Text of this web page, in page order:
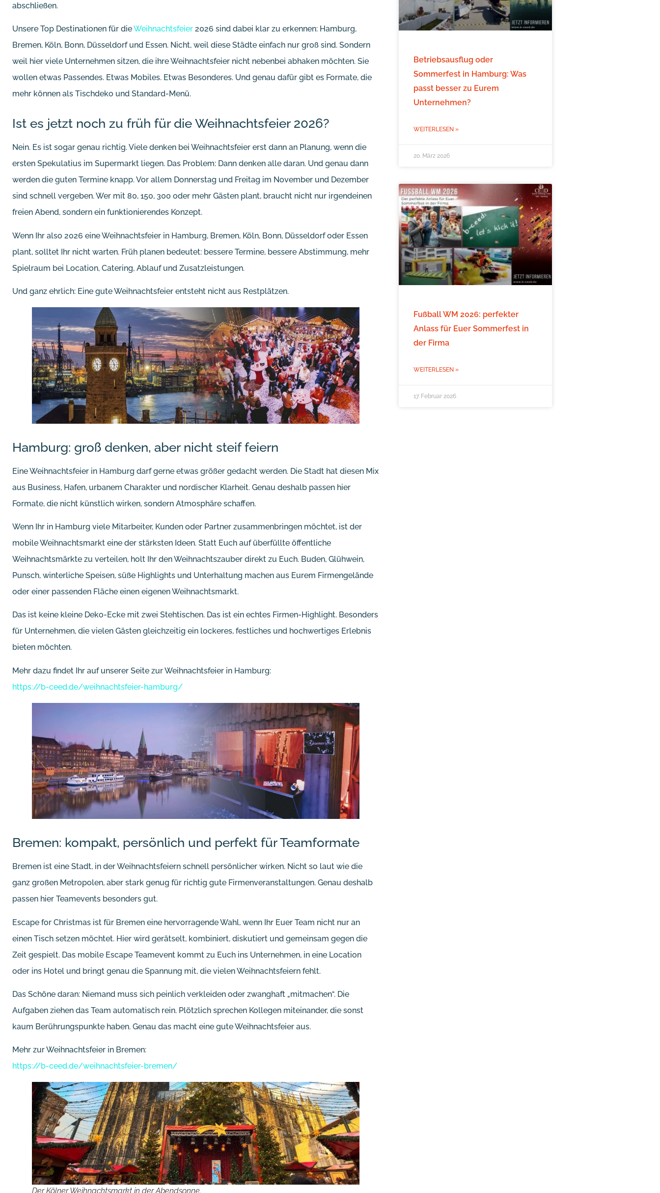
abschließen.
Unsere Top Destinationen für dieWeihnachtsfeier 2026 sind dabei klar zu erkennen: Hamburg,
Bremen, Köln, Bonn, Düsseldorf und Essen. Nicht, weil diese Städte einfach nur groß sind. Sondern
weil hier viele Unternehmen sitzen, die ihre Weihnachtsfeier nicht nebenbei abhaken möchten. Sie
wollen etwas Passendes. Etwas Mobiles. Etwas Besonderes. Und genau dafür gibt es Formate, die
mehr können als Tischdeko und Standard-Menü.
Ist es jetzt noch zu früh für die Weihnachtsfeier 2026?
Nein. Es ist sogar genau richtig. Viele denken bei Weihnachtsfeier erst dann an Planung, wenn die
ersten Spekulatius im Supermarkt liegen. Das Problem: Dann denken alle daran. Und genau dann
werden die guten Termine knapp. Vor allem Donnerstag und Freitag im November und Dezember
sind schnell vergeben. Wer mit 80, 150, 300 oder mehr Gästen plant, braucht nicht nur irgendeinen
freien Abend, sondern ein funktionierendes Konzept.
Wenn Ihr also 2026 eine Weihnachtsfeier in Hamburg, Bremen, Köln, Bonn, Düsseldorf oder Essen
plant, solltet Ihr nicht warten. Früh planen bedeutet: bessere Termine, bessere Abstimmung, mehr
Spielraum bei Location, Catering, Ablauf und Zusatzleistungen.
Und ganz ehrlich: Eine gute Weihnachtsfeier entsteht nicht aus Restplätzen.
Hamburg: groß denken, aber nicht steif feiern
Eine Weihnachtsfeier in Hamburg darf gerne etwas größer gedacht werden. Die Stadt hat diesen Mix
aus Business, Hafen, urbanem Charakter und nordischer Klarheit. Genau deshalb passen hier
Formate, die nicht künstlich wirken, sondern Atmosphäre schaffen.
Wenn Ihr in Hamburg viele Mitarbeiter, Kunden oder Partner zusammenbringen möchtet, ist der
mobile Weihnachtsmarkt eine der stärksten Ideen. Statt Euch auf überfüllte öffentliche
Weihnachtsmärkte zu verteilen, holt Ihr den Weihnachtszauber direkt zu Euch. Buden, Glühwein,
Punsch, winterliche Speisen, süße Highlights und Unterhaltung machen aus Eurem Firmengelände
oder einer passenden Fläche einen eigenen Weihnachtsmarkt.
Das ist keine kleine Deko-Ecke mit zwei Stehtischen. Das ist ein echtes Firmen-Highlight. Besonders
für Unternehmen, die vielen Gästen gleichzeitig ein lockeres, festliches und hochwertiges Erlebnis
bieten möchten.
Mehr dazu findet Ihr auf unserer Seite zur Weihnachtsfeier in Hamburg:
https://b-ceed.de/weihnachtsfeier-hamburg/
Bremen: kompakt, persönlich und perfekt für Teamformate
Bremen ist eine Stadt, in der Weihnachtsfeiern schnell persönlicher wirken. Nicht so laut wie die
ganz großen Metropolen, aber stark genug für richtig gute Firmenveranstaltungen. Genau deshalb
passen hier Teamevents besonders gut.
Escape for Christmas ist für Bremen eine hervorragende Wahl, wenn Ihr Euer Team nicht nur an
einen Tisch setzen möchtet. Hier wird gerätselt, kombiniert, diskutiert und gemeinsam gegen die
Zeit gespielt. Das mobile Escape Teamevent kommt zu Euch ins Unternehmen, in eine Location
oder ins Hotel und bringt genau die Spannung mit, die vielen Weihnachtsfeiern fehlt.
Das Schöne daran: Niemand muss sich peinlich verkleiden oder zwanghaft „mitmachen“. Die
Aufgaben ziehen das Team automatisch rein. Plötzlich sprechen Kollegen miteinander, die sonst
kaum Berührungspunkte haben. Genau das macht eine gute Weihnachtsfeier aus.
Mehr zur Weihnachtsfeier in Bremen:
https://b-ceed.de/weihnachtsfeier-bremen/
Der Kölner Weihnachtsmarkt in der Abendsonne.
Betriebsausflug oder
Sommerfest in Hamburg: Was
passt besser zu Eurem
Unternehmen?
WEITERLESEN »
20. März 2026
Fußball WM 2026: perfekter
Anlass für Euer Sommerfest in
der Firma
WEITERLESEN »
17. Februar 2026